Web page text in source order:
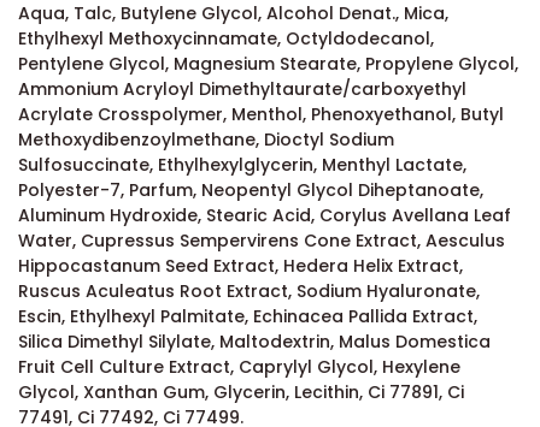
Aqua, Talc, Butylene Glycol, Alcohol Denat., Mica,
Ethylhexyl Methoxycinnamate, Octyldodecanol,
Pentylene Glycol, Magnesium Stearate, Propylene Glycol,
Ammonium Acryloyl Dimethyltaurate/carboxyethyl
Acrylate Crosspolymer, Menthol, Phenoxyethanol, Butyl
Methoxydibenzoylmethane, Dioctyl Sodium
Sulfosuccinate, Ethylhexylglycerin, Menthyl Lactate,
Polyester-7, Parfum, Neopentyl Glycol Diheptanoate,
Aluminum Hydroxide, Stearic Acid, Corylus Avellana Leaf
Water, Cupressus Sempervirens Cone Extract, Aesculus
Hippocastanum Seed Extract, Hedera Helix Extract,
Ruscus Aculeatus Root Extract, Sodium Hyaluronate,
Escin, Ethylhexyl Palmitate, Echinacea Pallida Extract,
Silica Dimethyl Silylate, Maltodextrin, Malus Domestica
Fruit Cell Culture Extract, Caprylyl Glycol, Hexylene
Glycol, Xanthan Gum, Glycerin, Lecithin, Ci 77891, Ci
77491, Ci 77492, Ci 77499.